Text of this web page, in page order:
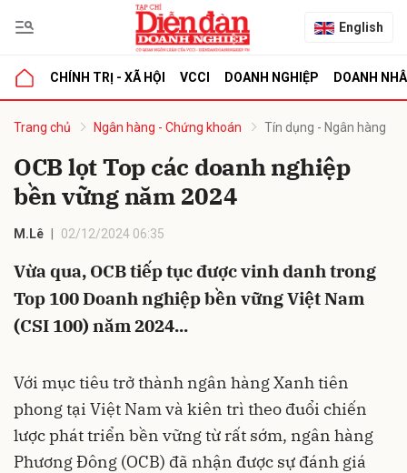
English
CHÍNH TRỊ - XÃ HỘI VCCI DOANH NGHIỆP DOANH
Trang chủ Ngân hàng - Chứng khoán Tín dụng - Ngân hàng
OCB lọt Top các doanh nghiệp
bền vững năm 2024
M.Lê 02/12/2024 06:35
Vừa qua, OCB tiếp tục được vinh danh trong
Top 100 Doanh nghiệp bền vững Việt Nam
(CSI 100) năm 2024...
Với mục tiêu trở thành ngân hàng Xanh tiên
phong tại Việt Nam và kiên trì theo đuổi chiến
lược phát triển bền vững từ rất sớm, ngân hàng
Phương Đông (OCB) đã nhận được sự đánh giá
luận
Hủy